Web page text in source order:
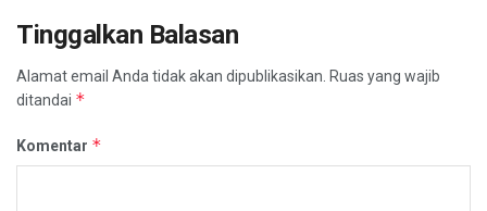
Tinggalkan Balasan
Alamat email Anda tidak akan dipublikasikan. Ruas yang wajib
ditandai *
Komentar *